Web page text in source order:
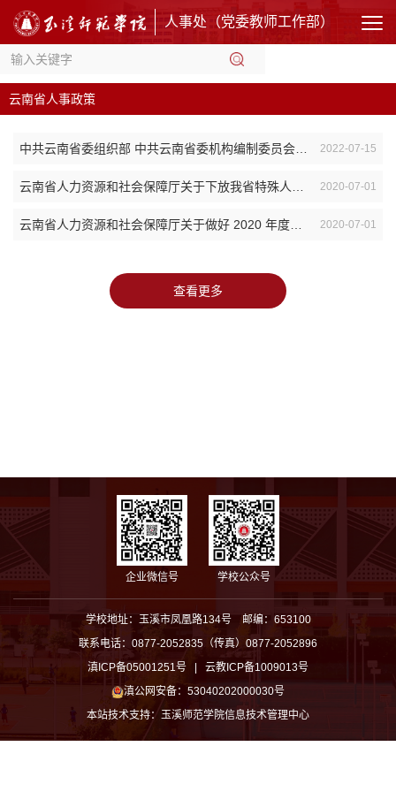
人事处（党委教师工作部）
云南省人事政策
2022-07-15
中共云南省委组织部 中共云南省委机构编制委员会办公室 云南省人力资源和社会保障...
2020-07-01
云南省人力资源和社会保障厅关于下放我省特殊人才职称评审权限有关事项的通知
2020-07-01
云南省人力资源和社会保障厅关于做好 2020 年度全省深化职称制度改革及高级职称评...
查看更多
企业微信号 学校公众号
学校地址：玉溪市凤凰路134号 邮编：653100
联系电话：0877-2052835（传真）0877-2052896
滇ICP备05001251号 | 云教ICP备1009013号
滇公网安备：53040202000030号
本站技术支持： 玉溪师范学院信息技术管理中心